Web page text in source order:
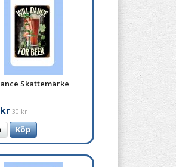
Skattemärke
30 kr
Köp